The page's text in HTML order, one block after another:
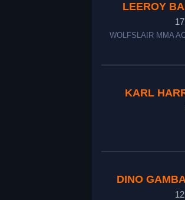
LEEROY
WOLFSLAIR MMA
KARL
DINO